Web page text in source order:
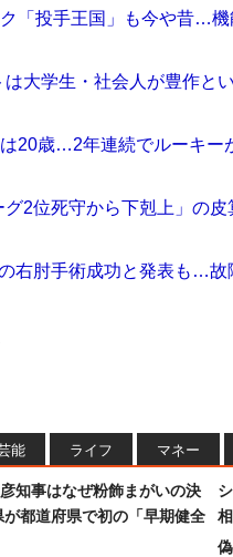
「投手王国」も今や昔…
は大学生・社会人が豊作と
20歳…2年連続でルーキー
グ2位死守から下剋上」の
右肘手術成功と発表も…
能 ライフ マネー
知事はなぜ粉飾まがいの決
都道府県で初の「早期健全